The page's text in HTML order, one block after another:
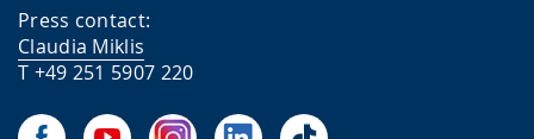
Press contact:
Claudia Miklis
T +49 251 5907 220